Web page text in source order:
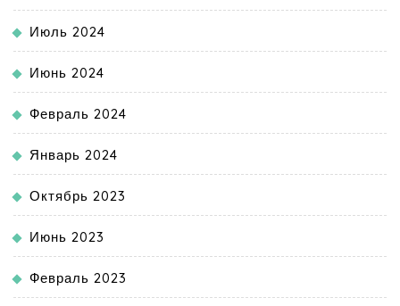
Июль 2024
Июнь 2024
Февраль 2024
Январь 2024
Октябрь 2023
Июнь 2023
Февраль 2023